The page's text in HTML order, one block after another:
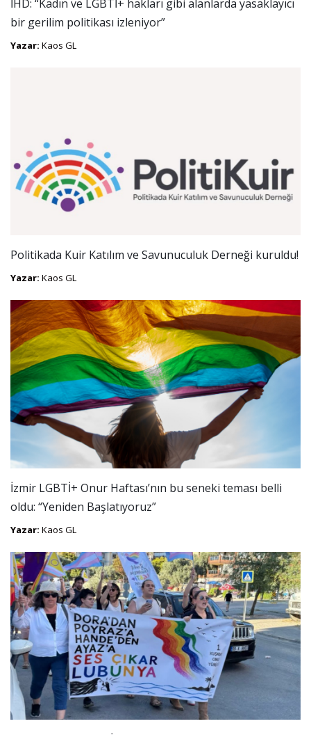
İHD: “Kadın ve LGBTİ+ hakları gibi alanlarda yasaklayıcı
bir gerilim politikası izleniyor”
Yazar: Kaos GL
Politikada Kuir Katılım ve Savunuculuk Derneği kuruldu!
Yazar: Kaos GL
İzmir LGBTİ+ Onur Haftası’nın bu seneki teması belli
oldu: “Yeniden Başlatıyoruz”
Yazar: Kaos GL